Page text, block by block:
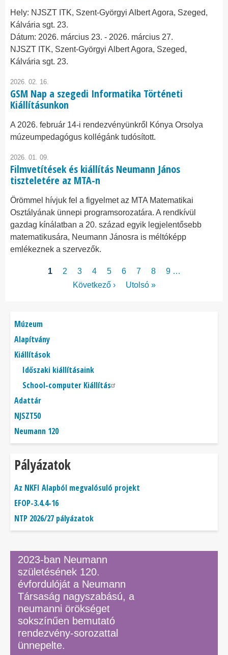
Hely: NJSZT ITK, Szent-Györgyi Albert Agora, Szeged,
Kálvária sgt. 23.
Dátum: 2026. március 23. - 2026. március 27.
NJSZT ITK, Szent-Györgyi Albert Agora, Szeged,
Kálvária sgt. 23.
2026. 02. 16.
GSM Nap a szegedi Informatika Történeti
Kiállításunkon
A 2026. február 14-i rendezvényünkről Kónya Orsolya
múzeumpedagógus kollégánk tudósított.
2026. 01. 09.
Filmvetítések és kiállítás Neumann János
tiszteletére az MTA-n
Örömmel hívjuk fel a figyelmet az MTA Matematikai
Osztályának ünnepi programsorozatára. A rendkívül
gazdag kínálatban a 20. század egyik legjelentősebb
matematikusára, Neumann Jánosra is méltóképp
emlékeznek a szervezők.
OldalszámozásJelenlegi
1 Page
2 Page
3 Page
4 Page
5 Page
6 Page
7 Page
8 Page
9 …
Következő
Következő ›
Utolsó
Utolsó »
Főmenü
Múzeum
Alapítvány
Kiállítások
Időszaki kiállításaink
School-computer Kiállítás
Adattár
NJSZT50
Neumann 120
Pályázatok
Az NKFI Alapból megvalósuló projekt
EFOP-3.4.4-16
NTP 2026/27 pályázatok
2023-ban Neumann
születésének 120.
évfordulóját a Neumann
Társaság nagyszabású, a
neumanni örökséget
sokszínűen bemutató
rendezvény-sorozattal
ünnepelte.